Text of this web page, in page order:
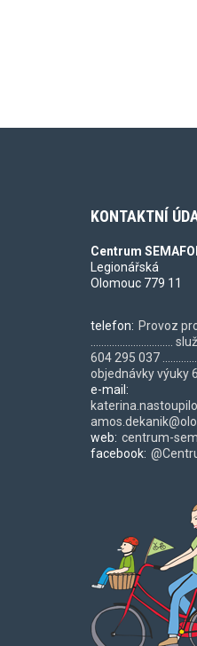
KONTAKTNÍ
Centrum
Legionářská
Olomouc 779 11
telefon: Provoz
...............................
604 295 037
objednávky výuky
e-mail:
web: centrum-
facebook: